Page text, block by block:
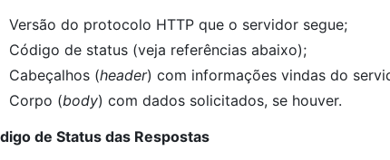
Versão do protocolo HTTP que o servidor segue;
Código de status (veja referências abaixo);
Cabeçalhos (header) com informações vindas do
Corpo (body) com dados solicitados, se houver.
de Status das Respostas